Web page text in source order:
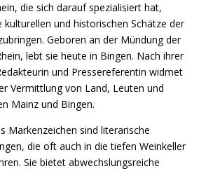
die sich darauf spezialisiert hat,
kulturellen und historischen Schätze der
Geboren an der Mündung der
lebt sie heute in Bingen. Nach ihrer
und Pressereferentin widmet
Vermittlung von Land, Leuten und
Mainz und Bingen.
Markenzeichen sind literarische
die oft auch in die tiefen Weinkeller
Sie bietet abwechslungsreiche